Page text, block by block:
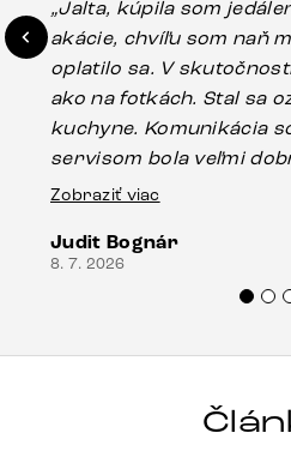
„Jalta, kúpila som
akácie, chvíľu som naň
oplatilo sa. V
ako na fotkách. Stal sa
kuchyne. Komunikácia
servisom bola veľmi
stola bolo malé
Vincze pri riešení mojej
veľmi korektne.
Zobraziť viac
Judit Bognár
8. 7. 2026